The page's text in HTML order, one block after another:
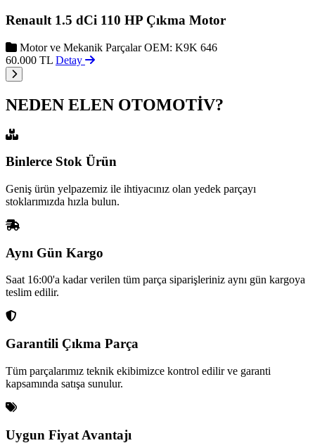
Renault 1.5 dCi 110 HP Çıkma Motor
Motor ve Mekanik Parçalar OEM: K9K 646
60.000 TL Detay
NEDEN ELEN OTOMOTİV?
Binlerce Stok Ürün
Geniş ürün yelpazemiz ile ihtiyacınız olan yedek parçayı
stoklarımızda hızla bulun.
Aynı Gün Kargo
Saat 16:00'a kadar verilen tüm parça siparişleriniz aynı gün kargoya
teslim edilir.
Garantili Çıkma Parça
Tüm parçalarımız teknik ekibimizce kontrol edilir ve garanti
kapsamında satışa sunulur.
Uygun Fiyat Avantajı